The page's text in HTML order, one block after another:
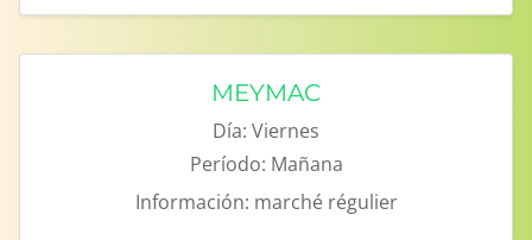
MEYMAC
Día: Viernes
Período: Mañana
Información: marché régulier